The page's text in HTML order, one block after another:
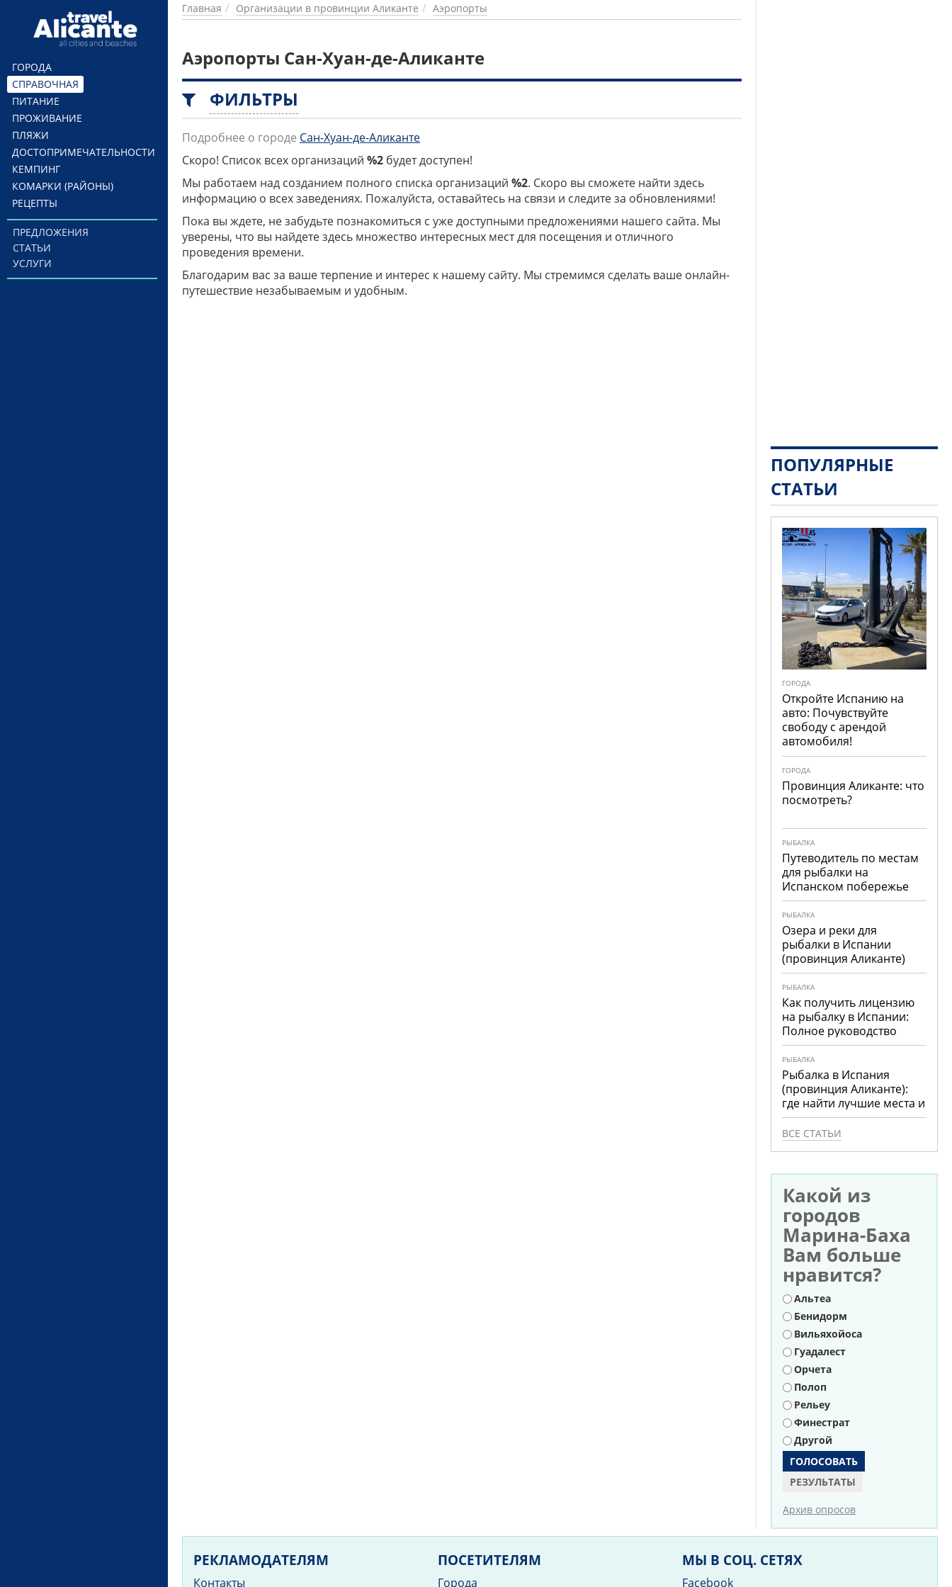
Перейти к основному содержанию
ГОРОДА
СПРАВОЧНАЯ
ПИТАНИЕ
ПРОЖИВАНИЕ
ПЛЯЖИ
ДОСТОПРИМЕЧАТЕЛЬНОСТИ
КЕМПИНГ
КОМАРКИ (РАЙОНЫ)
РЕЦЕПТЫ
ПРЕДЛОЖЕНИЯ
СТАТЬИ
УСЛУГИ
Главная Организации в провинции Аликанте Аэропорты
Аэропорты Сан-Хуан-де-Аликанте
ФИЛЬТРЫ
Подробнее о городе Сан-Хуан-де-Аликанте
Скоро! Список всех организаций %2 будет доступен!
Мы работаем над созданием полного списка организаций %2. Скоро вы сможете найти здесь
информацию о всех заведениях. Пожалуйста, оставайтесь на связи и следите за обновлениями!
Пока вы ждете, не забудьте познакомиться с уже доступными предложениями нашего сайта. Мы
уверены, что вы найдете здесь множество интересных мест для посещения и отличного
проведения времени.
Благодарим вас за ваше терпение и интерес к нашему сайту. Мы стремимся сделать ваше онлайн-
путешествие незабываемым и удобным.
ПОПУЛЯРНЫЕ
СТАТЬИ
ГОРОДА
Откройте Испанию на
авто: Почувствуйте
свободу с арендой
автомобиля!
ГОРОДА
Провинция Аликанте: что
посмотреть?
РЫБАЛКА
Путеводитель по местам
для рыбалки на
Испанском побережье
РЫБАЛКА
Озера и реки для
рыбалки в Испании
(провинция Аликанте)
РЫБАЛКА
Как получить лицензию
на рыбалку в Испании:
Полное руководство
РЫБАЛКА
Рыбалка в Испания
(провинция Аликанте):
где найти лучшие места и
что ловить
ВСЕ СТАТЬИ
Какой из
городов
Марина-Баха
Вам больше
нравится?
Варианты
Альтеа
Бенидорм
Вильяхойоса
Гуадалест
Орчета
Полоп
Рельеу
Финестрат
Другой
РЕЗУЛЬТАТЫ
Архив опросов
РЕКЛАМОДАТЕЛЯМ
Контакты
ПОСЕТИТЕЛЯМ
Города
МЫ В СОЦ. СЕТЯХ
Facebook